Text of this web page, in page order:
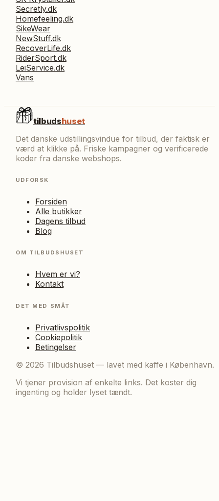
Secretly.dk
Homefeeling.dk
SikeWear
NewStuff.dk
RecoverLife.dk
RiderSport.dk
LeiService.dk
Vans
tilbudshuset
Det danske udstillingsvindue for tilbud, der faktisk er
værd at klikke på. Friske kampagner og verificerede
koder fra danske webshops.
UDFORSK
Forsiden
Alle butikker
Dagens tilbud
Blog
OM TILBUDSHUSET
Hvem er vi?
Kontakt
DET MED SMÅT
Privatlivspolitik
Cookiepolitik
Betingelser
© 2026 Tilbudshuset — lavet med kaffe i København.
Vi tjener provision af enkelte links. Det koster dig
ingenting og holder lyset tændt.